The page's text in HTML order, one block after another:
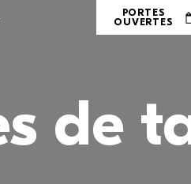
de
PORTES
OUVERTES